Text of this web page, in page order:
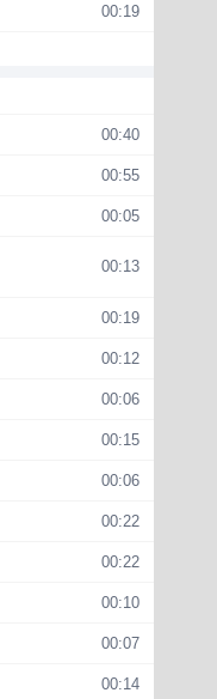
00:19
00:40
00:55
00:05
00:13
00:19
00:12
00:06
00:15
00:06
00:22
00:22
00:10
00:07
00:14